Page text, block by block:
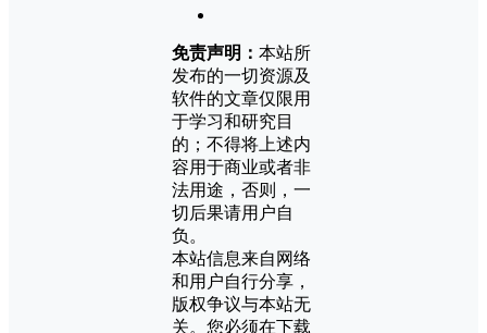
免责声明： 本站所
发布的一切资源及
软件的文章仅限用
于学习和研究目
的；不得将上述内
容用于商业或者非
法用途，否则，一
切后果请用户自
负。
本站信息来自网络
和用户自行分享，
版权争议与本站无
关。您必须在下载